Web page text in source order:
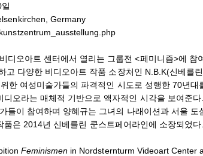
Germany
디오아트 센터에서 열리는 그룹전 <페미니즘>에 참
고 다양한 비디오아트 작품 소장처인 N.B.K(신베를
한 여성미술가들의 파격적인 시도로 성행한 70년
오라는 매체적 기반으로 액자적인 시각을 보여준
들이 참여하며 양혜규는 그녀의 나래이션과 서울
은 2014년 신베를린 쿤스트페어라인에 소장되었다.
Feminismen in Nordsternturm Videoart Center